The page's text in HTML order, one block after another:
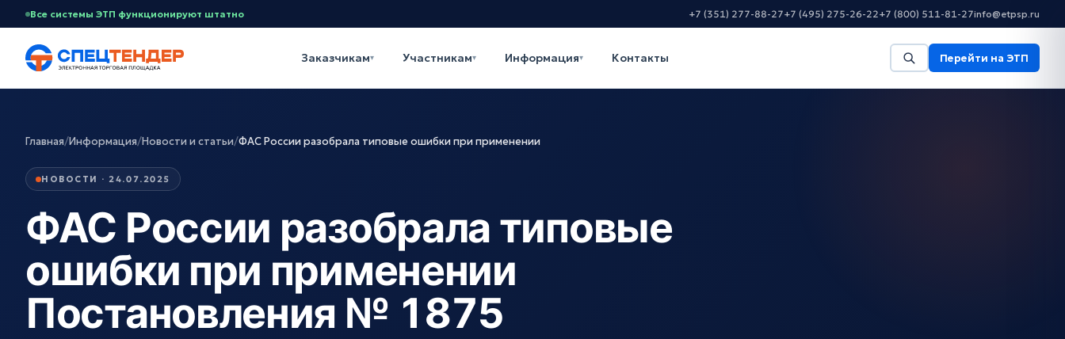
Все системы ЭТП функционируют штатно +7 (351) 277-88-27+7 (495) 275-26-22+7 (800) 511-81-27info@etpsp.ru
Заказчикам▾ Участникам▾ Информация▾ Контакты Перейти на ЭТП
Главная/Информация/Новости и статьи/ФАС России разобрала типовые ошибки при применении
НОВОСТИ · 24.07.2025
ФАС России разобрала типовые
ошибки при применении
Постановления № 1875